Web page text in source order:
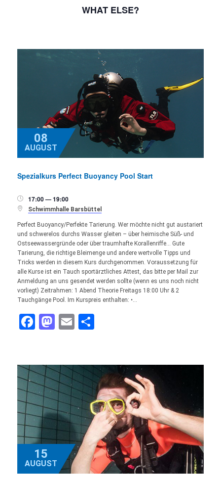
WHAT ELSE?
08
AUGUST
Spezialkurs Perfect Buoyancy Pool Start
 17:00 — 19:00
 Schwimmhalle Barsbüttel
Perfect Buoyancy/Perfekte Tarierung. Wer möchte nicht gut austariert
und schwerelos durchs Wasser gleiten – über heimische Süß- und
Ostseewassergründe oder über traumhafte Korallenriffe… Gute
Tarierung, die richtige Bleimenge und andere wertvolle Tipps und
Tricks werden in diesem Kurs durchgenommen. Voraussetzung für
alle Kurse ist ein Tauch sportärztliches Attest, das bitte per Mail zur
Anmeldung an uns gesendet werden sollte (wenn es uns noch nicht
vorliegt) Zeitrahmen: 1 Abend Theorie Freitags 18:00 Uhr & 2
Tauchgänge Pool. Im Kurspreis enthalten: •…
Facebook
Mastodon
Email
15
AUGUST